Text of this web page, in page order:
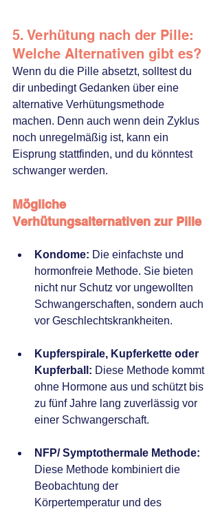
5. Verhütung nach der Pille:
Welche Alternativen gibt es?
Wenn du die Pille absetzt, solltest du
dir unbedingt Gedanken über eine
alternative Verhütungsmethode
machen. Denn auch wenn dein Zyklus
noch unregelmäßig ist, kann ein
Eisprung stattfinden, und du könntest
schwanger werden.
Mögliche
Verhütungsalternativen zur Pille
Kondome: Die einfachste und
hormonfreie Methode. Sie bieten
nicht nur Schutz vor ungewollten
Schwangerschaften, sondern auch
vor Geschlechtskrankheiten.
Kupferspirale, Kupferkette oder
Kupferball: Diese Methode kommt
ohne Hormone aus und schützt bis
zu fünf Jahre lang zuverlässig vor
einer Schwangerschaft.
NFP/ Symptothermale Methode:
Diese Methode kombiniert die
Beobachtung der
Körpertemperatur und des